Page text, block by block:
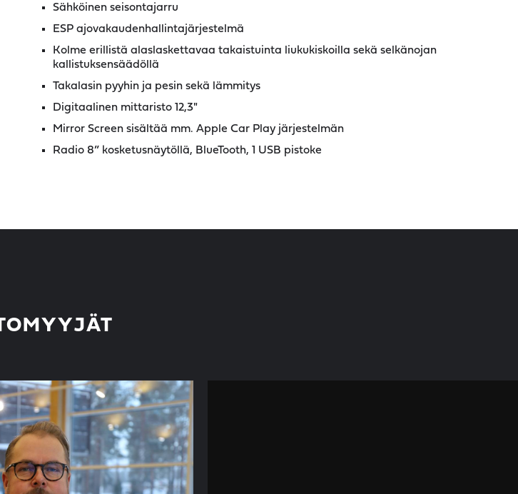
Sähköinen seisontajarru
ESP ajovakaudenhallintajärjestelmä
Kolme erillistä alaslaskettavaa takaistuinta liukukiskoilla sekä selkänojan
kallistuksensäädöllä
Takalasin pyyhin ja pesin sekä lämmitys
Digitaalinen mittaristo 12,3"
Mirror Screen sisältää mm. Apple Car Play järjestelmän
Radio 8” kosketusnäytöllä, BlueTooth, 1 USB pistoke